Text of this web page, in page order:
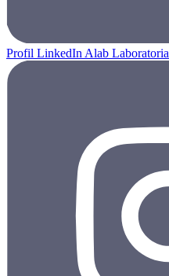
Profil LinkedIn Alab Laboratoria